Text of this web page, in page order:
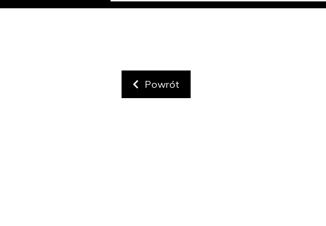
Powrót